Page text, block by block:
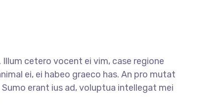
cetero vocent ei vim, case regione
ei, ei habeo graeco has. An pro mutat
erant ius ad, voluptua intellegat mei